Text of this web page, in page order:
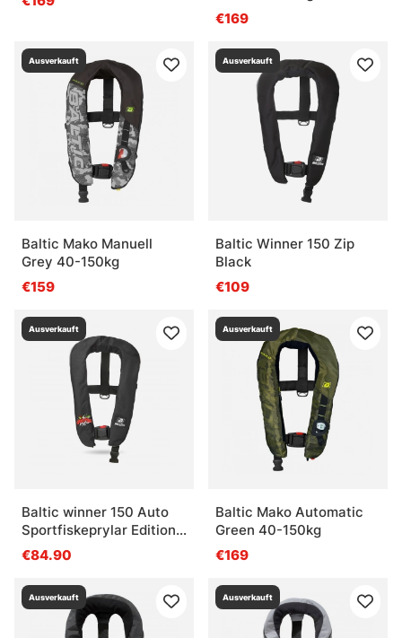
€169
Ausverkauft
Baltic Mako Manuell
Grey 40-150kg
€159
Ausverkauft
Baltic Winner 150 Zip
Black
€109
Ausverkauft
Baltic winner 150 Auto
Sportfiskeprylar Edition
(Black)
€84.90
Ausverkauft
Baltic Mako Automatic
Green 40-150kg
€169
Ausverkauft Ausverkauft